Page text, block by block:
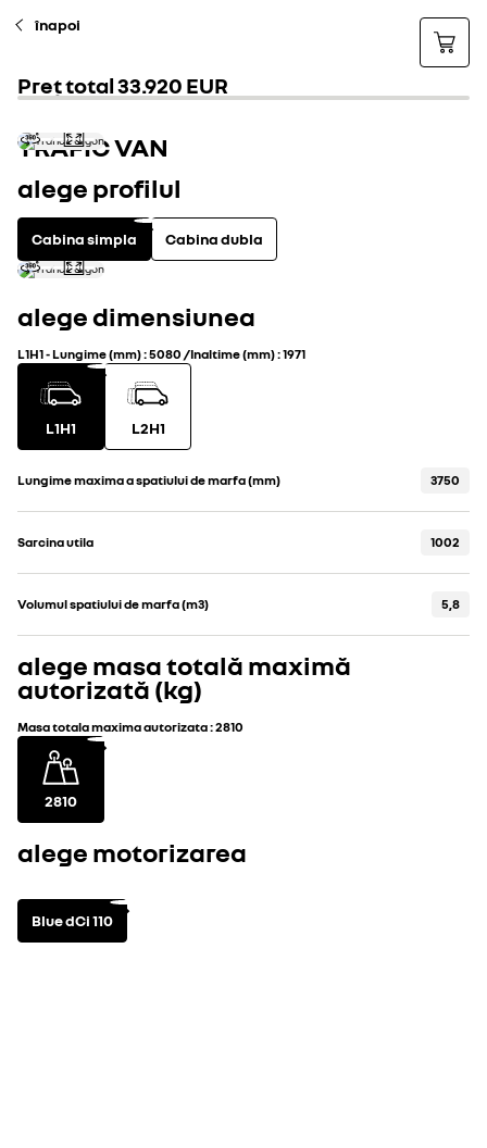
înapoi
Preț total33.920 EUR
TRAFIC VAN
alege profilul
Cabina simpla Cabina dubla
alege dimensiunea
L1H1-Lungime (mm):5080 /Inaltime (mm):1971
L1H1 L2H1
Lungime maxima a spatiului de marfa (mm) 3750
Sarcina utila 1002
Volumul spatiului de marfa (m3) 5,8
alege masa totală maximă
autorizată (kg)
Masa totala maxima autorizata:2810
2810
alege motorizarea
Blue dCi 110